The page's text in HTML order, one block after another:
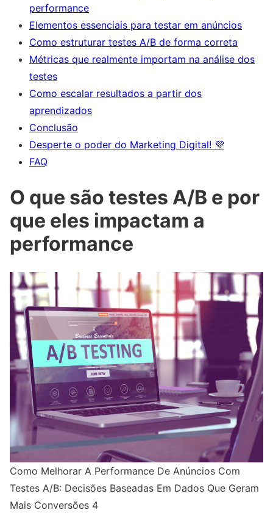
performance
Elementos essenciais para testar em anúncios
Como estruturar testes A/B de forma correta
Métricas que realmente importam na análise dos
testes
Como escalar resultados a partir dos
aprendizados
Conclusão
Desperte o poder do Marketing Digital! 💜
FAQ
O que são testes A/B e por
que eles impactam a
performance
Como Melhorar A Performance De Anúncios Com
Testes A/B: Decisões Baseadas Em Dados Que Geram
Mais Conversões 4